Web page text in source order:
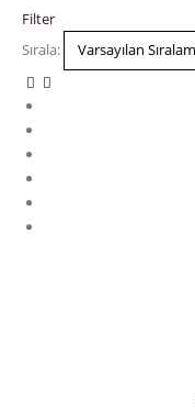
Filter
Sırala: